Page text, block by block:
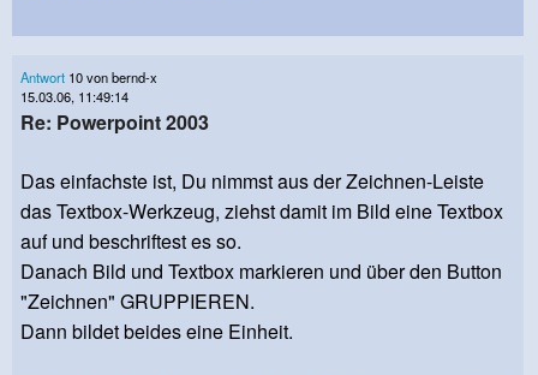
Antwort 10 von bernd-x
15.03.06, 11:49:14
Re: Powerpoint 2003
Das einfachste ist, Du nimmst aus der Zeichnen-Leiste
das Textbox-Werkzeug, ziehst damit im Bild eine Textbox
auf und beschriftest es so.
Danach Bild und Textbox markieren und über den Button
"Zeichnen" GRUPPIEREN.
Dann bildet beides eine Einheit.